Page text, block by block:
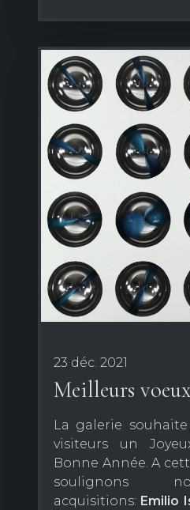
23 déc. 2021
Meilleurs
La galerie
visiteurs un
Bonne Année. A
soulignons
acquisitions: Emilio